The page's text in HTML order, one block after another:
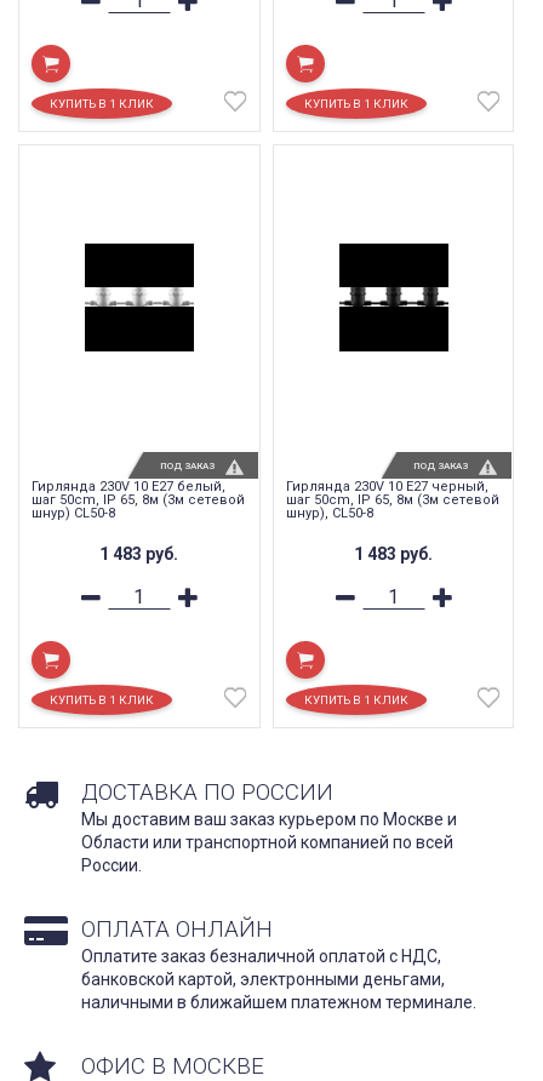
Гирлянда 230V 10 E27 белый,
шаг 50cm, IP 65, 8м (3м сетевой
шнур) CL50-8
1 483 руб.
ПОД ЗАКАЗ
Гирлянда 230V 10 E27 черный,
шаг 50cm, IP 65, 8м (3м сетевой
шнур), CL50-8
1 483 руб.
ПОД ЗАКАЗ
ДОСТАВКА ПО РОССИИ
Мы доставим ваш заказ курьером по Москве и
Области или транспортной компанией по всей
России.
ОПЛАТА ОНЛАЙН
Оплатите заказ безналичной оплатой с НДС,
банковской картой, электронными деньгами,
наличными в ближайшем платежном терминале.
ОФИС В МОСКВЕ